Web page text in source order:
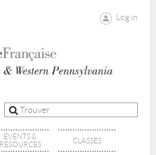
Log in
EVENTS &
RESOURCES
CLASSES